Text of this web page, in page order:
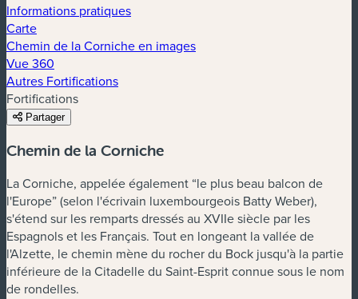
Informations pratiques
Carte
Chemin de la Corniche en images
Vue 360
Autres Fortifications
Fortifications
Partager
Chemin de la Corniche
La Corniche, appelée également “le plus beau balcon de
l'Europe” (selon l'écrivain luxembourgeois Batty Weber),
s'étend sur les remparts dressés au XVIIe siècle par les
Espagnols et les Français. Tout en longeant la vallée de
l'Alzette, le chemin mène du rocher du Bock jusqu'à la partie
inférieure de la Citadelle du Saint-Esprit connue sous le nom
de rondelles.